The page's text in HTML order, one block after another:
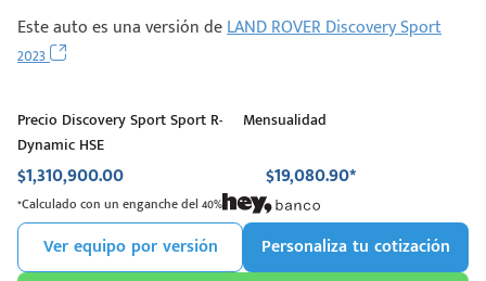
Este auto es una versión deLAND ROVER Discovery Sport
2023
Precio Discovery Sport Sport R-
Dynamic HSE
$1,310,900.00
Mensualidad
$19,080.90*
*Calculado con un enganche del 40%
Ver equipo por versión
Personaliza tu cotización